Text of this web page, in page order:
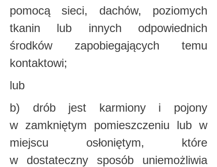
pomocą sieci, dachów, poziomych
tkanin lub innych odpowiednich
środków zapobiegających temu
kontaktowi;
lub
b) drób jest karmiony i pojony
w zamkniętym pomieszczeniu lub w
miejscu osłoniętym, które
w dostateczny sposób uniemożliwia